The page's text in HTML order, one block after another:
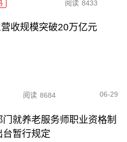
阅读 8433
收规模突破20万亿元
阅读 8684 06-29
门就养老服务师职业资格制
台暂行规定